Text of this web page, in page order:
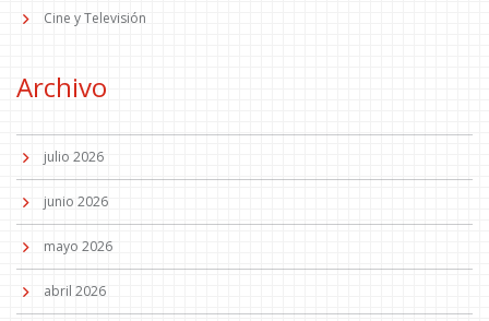
Cine y Televisión
Archivo
julio 2026
junio 2026
mayo 2026
abril 2026